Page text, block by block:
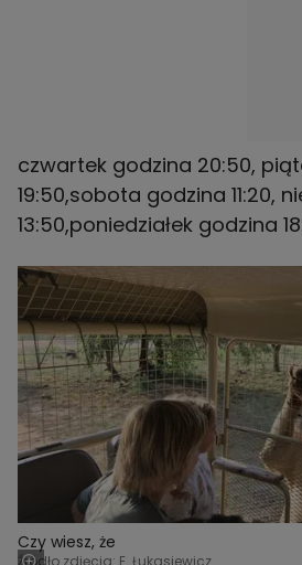
czwartek godzina 20:50,
19:50,sobota godzina 11:20,
13:50,poniedziałek godzina
Czy wiesz, że